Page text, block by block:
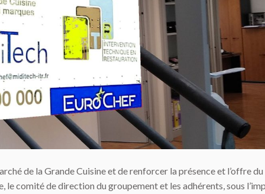
de la Grande Cuisine et de renforcer la présence et l’offre du
le comité de direction du groupementet les adhérents, sous